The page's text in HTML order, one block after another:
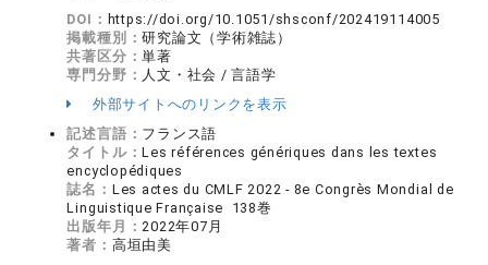
DOI： https://doi.org/10.1051/shsconf/202419114005
掲載種別：研究論文（学術雑誌）
共著区分：単著
専門分野： 人文・社会 / 言語学
外部サイトへのリンクを表示
記述言語： フランス語
タイトル：Les références génériques dans les textes
encyclopédiques
誌名： Les actes du CMLF 2022 - 8e Congrès Mondial de
Linguistique Française 138巻
出版年月：2022年07月
著者： 高垣由美